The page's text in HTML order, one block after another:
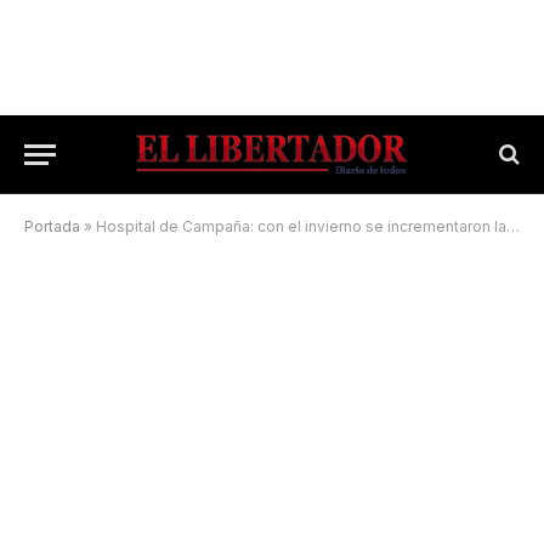
Portada » Hospital de Campaña: con el invierno se incrementaron las internaciones